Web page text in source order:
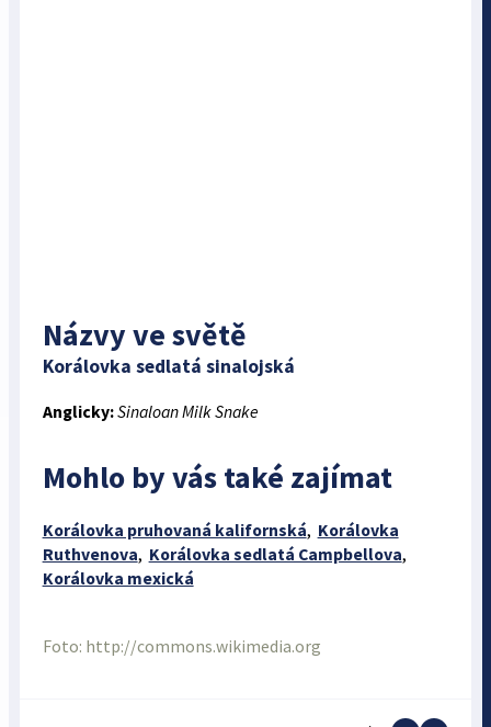
Názvy ve světě
Korálovka sedlatá sinalojská
Anglicky:Sinaloan Milk Snake
Mohlo by vás také zajímat
Korálovka pruhovaná kalifornská, Korálovka
Ruthvenova, Korálovka sedlatá Campbellova,
Korálovka mexická
Foto: http://commons.wikimedia.org